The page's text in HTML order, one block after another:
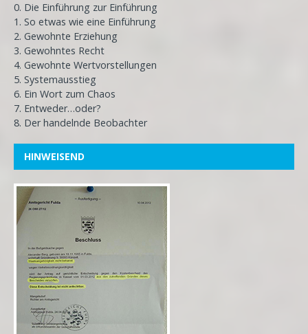
0. Die Einführung zur Einführung
1. So etwas wie eine Einführung
2. Gewohnte Erziehung
3. Gewohntes Recht
4. Gewohnte Wertvorstellungen
5. Systemausstieg
6. Ein Wort zum Chaos
7. Entweder…oder?
8. Der handelnde Beobachter
HINWEISEND